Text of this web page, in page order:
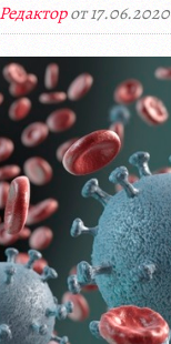
от 17.06.2020